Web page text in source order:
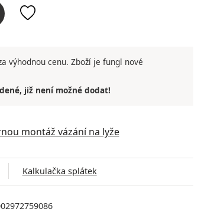
výhodnou cenu. Zboží je fungl nové
již není možné dodat!
montáž vázání na lyže
Kalkulačka splátek